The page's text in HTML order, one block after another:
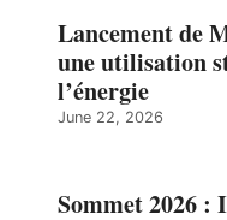
Lancement de
une utilisation
l’énergie
June 22, 2026
Sommet 2026 :